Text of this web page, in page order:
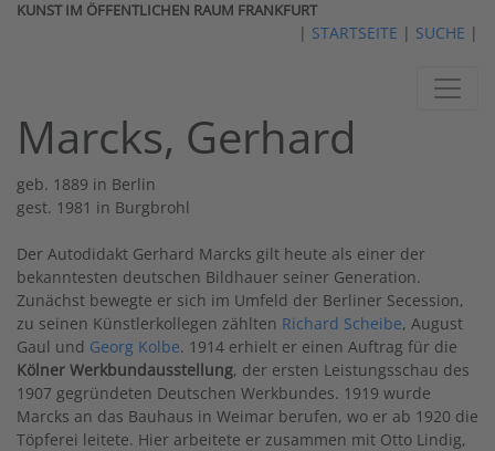
KUNST IM ÖFFENTLICHEN RAUM FRANKFURT
| STARTSEITE | SUCHE |
Marcks, Gerhard
geb. 1889 in Berlin
gest. 1981 in Burgbrohl
Der Autodidakt Gerhard Marcks gilt heute als einer der
bekanntesten deutschen Bildhauer seiner Generation.
Zunächst bewegte er sich im Umfeld der Berliner Secession,
zu seinen Künstlerkollegen zählten Richard Scheibe, August
Gaul und Georg Kolbe. 1914 erhielt er einen Auftrag für die
Kölner Werkbundausstellung, der ersten Leistungsschau des
1907 gegründeten Deutschen Werkbundes. 1919 wurde
Marcks an das Bauhaus in Weimar berufen, wo er ab 1920 die
Töpferei leitete. Hier arbeitete er zusammen mit Otto Lindig,